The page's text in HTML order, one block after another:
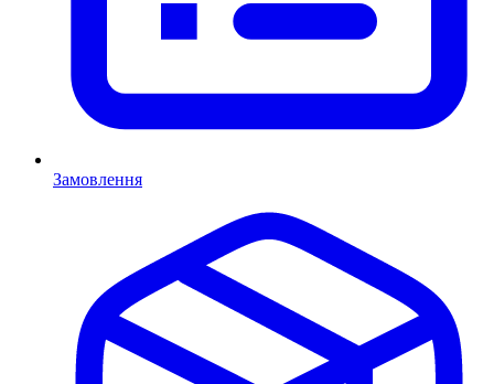
Замовлення